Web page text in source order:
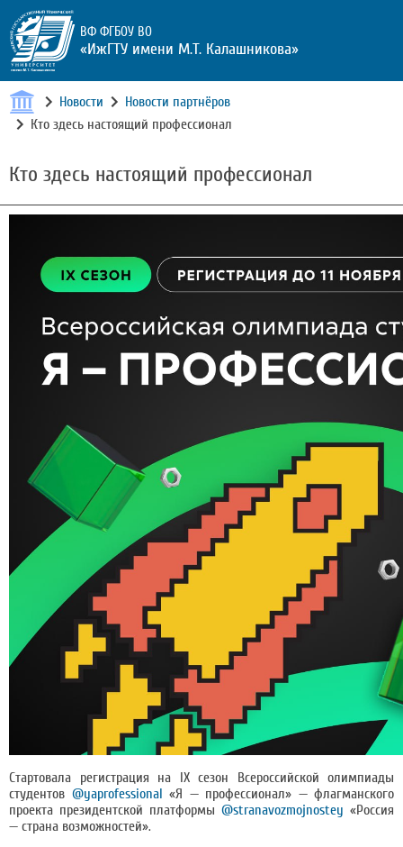
ВФ ФГБОУ ВО
«ИжГТУ имени М.Т. Калашникова»
Новости
Новости партнёров
Кто здесь настоящий профессионал
Кто здесь настоящий профессионал
Стартовала регистрация на IX сезон Всероссийской олимпиады
студентов @yaprofessional «Я — профессионал» — флагманского
проекта президентской платформы @stranavozmojnostey «Россия
— страна возможностей».